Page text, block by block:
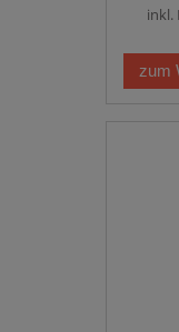
inkl.
zum